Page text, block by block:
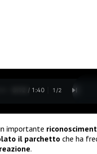
0:13 / 1:40 1 /2
importante
il parchetto che ha
.